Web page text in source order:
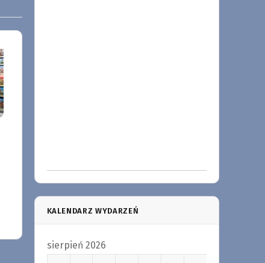
KALENDARZ WYDARZEŃ
sierpień 2026